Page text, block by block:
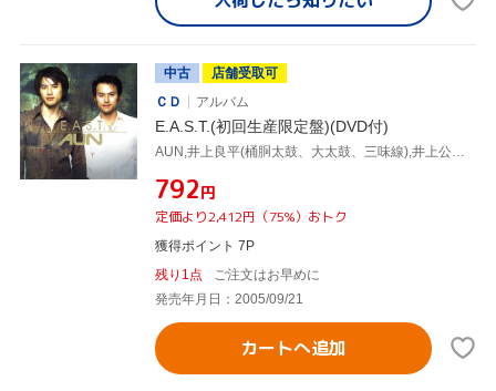
中古
店舗受取可
ＣＤ
アルバム
E.A.S.T.(初回生産限定盤)(DVD付)
AUN,井上良平(桶胴太鼓、大太鼓、三味線),井上公平(桶胴太鼓、篠笛、三味線),海津賢(syn、prog、key),柏木広樹(vc),T.M.スティーヴンス(b),ヌーノ・ベッテンコート(g),マイケル・バーンズ(g)
¥792円
定価より2,412円（75%）おトク
獲得ポイント 7P
残り1点
ご注文はお早めに
発売年月日：2005/09/21
カートへ追加